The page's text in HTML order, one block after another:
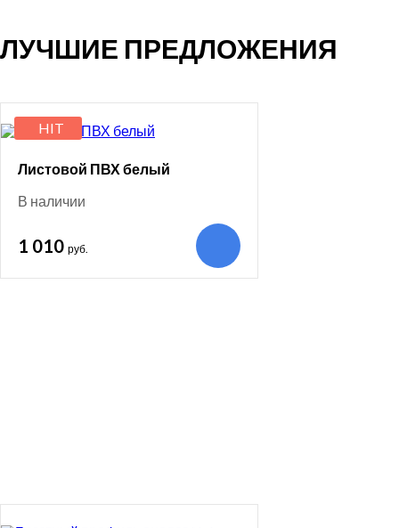
ЛУЧШИЕ ПРЕДЛОЖЕНИЯ
HIT
Листовой ПВХ белый
В наличии
1 010 руб.